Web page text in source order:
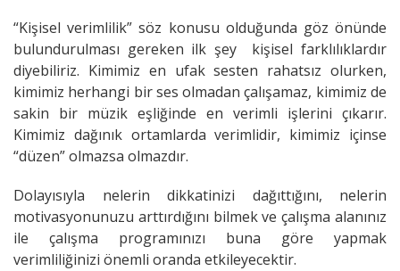
“Kişisel verimlilik” söz konusu olduğunda göz önünde
bulundurulması gereken ilk şey kişisel farklılıklardır
diyebiliriz. Kimimiz en ufak sesten rahatsız olurken,
kimimiz herhangi bir ses olmadan çalışamaz, kimimiz de
sakin bir müzik eşliğinde en verimli işlerini çıkarır.
Kimimiz dağınık ortamlarda verimlidir, kimimiz içinse
“düzen” olmazsa olmazdır.
Dolayısıyla nelerin dikkatinizi dağıttığını, nelerin
motivasyonunuzu arttırdığını bilmek ve çalışma alanınız
ile çalışma programınızı buna göre yapmak
verimliliğinizi önemli oranda etkileyecektir.